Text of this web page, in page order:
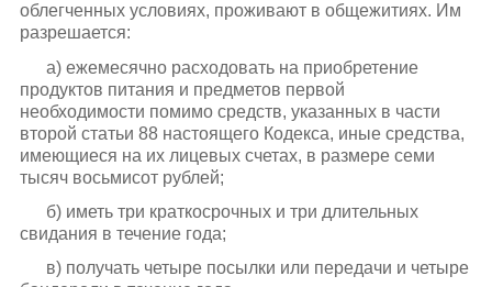
облегченных условиях, проживают в общежитиях. Им
разрешается:
а) ежемесячно расходовать на приобретение
продуктов питания и предметов первой
необходимости помимо средств, указанных в части
второй статьи 88 настоящего Кодекса, иные средства,
имеющиеся на их лицевых счетах, в размере семи
тысяч восьмисот рублей;
б) иметь три краткосрочных и три длительных
свидания в течение года;
в) получать четыре посылки или передачи и четыре